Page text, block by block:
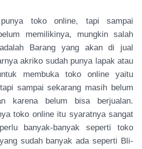
toko online, tapi sampai
memilikinya, mungkin salah
Barang yang akan di jual
akriko sudah punya lapak atau
membuka toko online yaitu
sampai sekarang masih belum
karena belum bisa berjualan.
toko online itu syaratnya sangat
banyak-banyak seperti toko
sudah banyak ada seperti Bli-